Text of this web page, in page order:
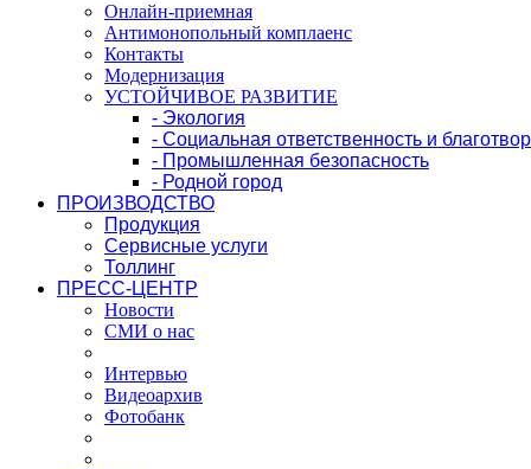
Онлайн-приемная
Антимонопольный комплаенс
Контакты
Модернизация
УСТОЙЧИВОЕ РАЗВИТИЕ
- Экология
- Социальная ответственность и
- Промышленная безопасность
- Родной город
ПРОИЗВОДСТВО
Продукция
Сервисные услуги
Толлинг
ПРЕСС-ЦЕНТР
Новости
СМИ о нас
Интервью
Видеоархив
Фотобанк